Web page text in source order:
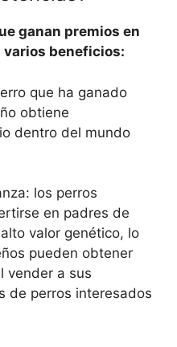
ganan premios en
beneficios:
que ha ganado
obtiene
dentro del mundo
los perros
en padres de
valor genético, lo
pueden obtener
vender a sus
de perros interesados